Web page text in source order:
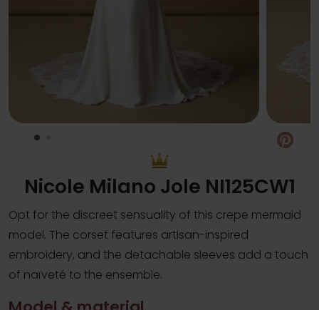
Nicole Milano Jole NI125CW1
Opt for the discreet sensuality of this crepe mermaid
model. The corset features artisan-inspired
embroidery, and the detachable sleeves add a touch
of naïveté to the ensemble.